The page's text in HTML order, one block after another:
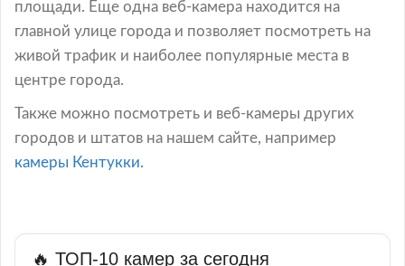
площади. Еще одна веб-камера находится на
главной улице города и позволяет посмотреть на
живой трафик и наиболее популярные места в
центре города.
Также можно посмотреть и веб-камеры других
городов и штатов на нашем сайте, например
камеры Кентукки.
🔥 ТОП-10 камер за сегодня